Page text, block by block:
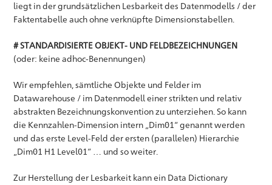
liegt in der grundsätzlichen Lesbarkeit des Datenmodells / der
Faktentabelle auch ohne verknüpfte Dimensionstabellen.
# STANDARDISIERTE OBJEKT- UND FELDBEZEICHNUNGEN
(oder: keine adhoc-Benennungen)
Wir empfehlen, sämtliche Objekte und Felder im
Datawarehouse / im Datenmodell einer strikten und relativ
abstrakten Bezeichnungskonvention zu unterziehen. So kann
die Kennzahlen-Dimension intern „Dim01“ genannt werden
und das erste Level-Feld der ersten (parallelen) Hierarchie
„Dim01 H1 Level01“ … und so weiter.
Zur Herstellung der Lesbarkeit kann ein Data Dictionary